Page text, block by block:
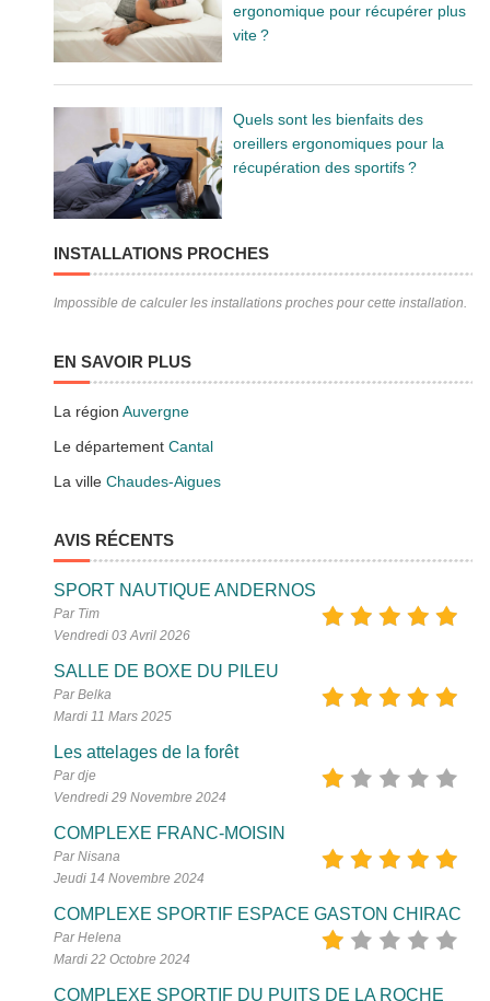
ergonomique pour récupérer plus
vite ?
Quels sont les bienfaits des
oreillers ergonomiques pour la
récupération des sportifs ?
INSTALLATIONS PROCHES
Impossible de calculer les installations proches pour cette installation.
EN SAVOIR PLUS
La régionAuvergne
Le départementCantal
La villeChaudes-Aigues
AVIS RÉCENTS
SPORT NAUTIQUE ANDERNOS
Par Tim
Vendredi 03 Avril 2026
SALLE DE BOXE DU PILEU
Par Belka
Mardi 11 Mars 2025
Les attelages de la forêt
Par dje
Vendredi 29 Novembre 2024
COMPLEXE FRANC-MOISIN
Par Nisana
Jeudi 14 Novembre 2024
COMPLEXE SPORTIF ESPACE GASTON CHIRAC
Par Helena
Mardi 22 Octobre 2024
COMPLEXE SPORTIF DU PUITS DE LA ROCHE